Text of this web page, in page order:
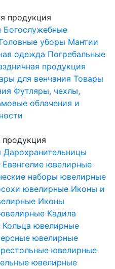
продукция
Богослужебные
Головные уборы Мантии
одежда Погребальные
продукция
для венчания Товары
Футляры, чехлы,
облачения и
Дарохранительницы
Евангелие ювелирные
наборы ювелирные
ювелирные Иконы и
Иконы
Кадила
Кольца ювелирные
ювелирные
ювелирные
ювелирные